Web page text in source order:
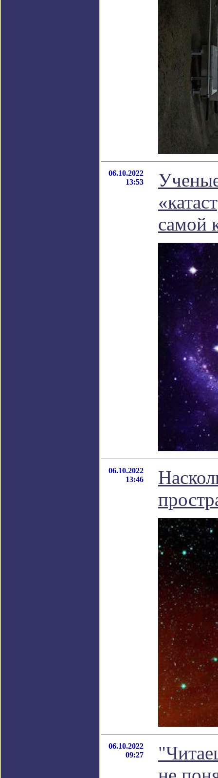
06.10.2022
13:53
самой
06.10.2022
13:46
06.10.2022
09:27